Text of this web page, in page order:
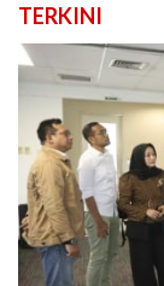
TERKINI